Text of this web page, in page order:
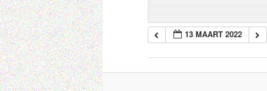
13 MAART 2022